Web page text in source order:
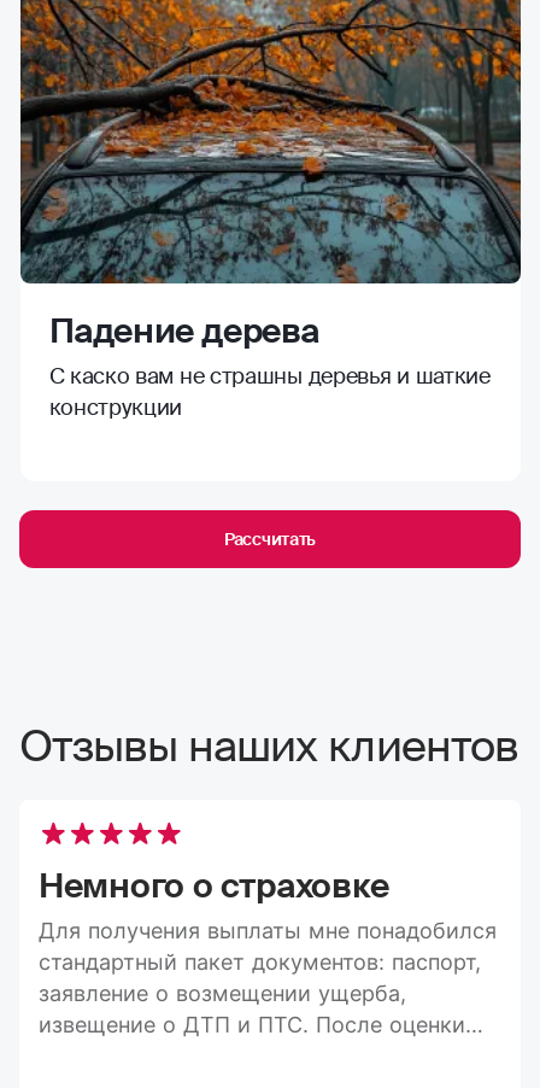
Падение дерева
С каско вам не страшны деревья и шаткие
конструкции
Рассчитать
Отзывы наших клиентов
Немного о страховке
Для получения выплаты мне понадобился
стандартный пакет документов: паспорт,
заявление о возмещении ущерба,
извещение о ДТП и ПТС. После оценки